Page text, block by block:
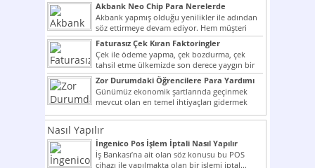
Akbank Neo Chip Para Nerelerde
Kullanılır?
Akbank yapmış olduğu yenilikler ile adından
söz ettirmeye devam ediyor. Hem müşteri
potansiyelini arttırmak hem...
Faturasız Çek Kıran Faktoringler
Çek ile ödeme yapma, çek bozdurma, çek
tahsil etme ülkemizde son derece yaygın bir
şekilde...
Zor Durumdaki Öğrencilere Para Yardımı
Günümüz ekonomik şartlarında geçinmek
mevcut olan en temel ihtiyaçları gidermek
dahi son derece zor olmak...
Nasıl Yapılır
İngenico Pos İşlem İptali Nasıl Yapılır
İş Bankası’na ait olan söz konusu bu POS
cihazı ile yapılmakta olan bir işlemi iptal...